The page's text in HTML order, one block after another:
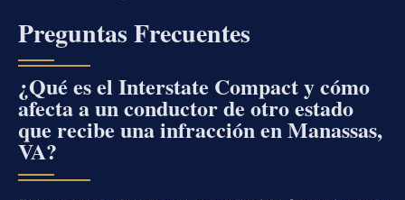
Preguntas Frecuentes
¿Qué es el Interstate Compact y cómo
afecta a un conductor de otro estado
que recibe una infracción en Manassas,
VA?